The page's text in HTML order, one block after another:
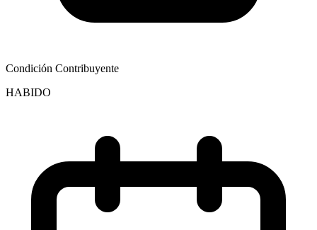
Condición Contribuyente
HABIDO